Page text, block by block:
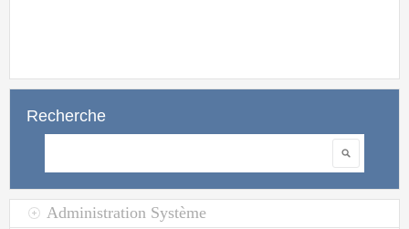
Recherche
Rechercher
Administration Système